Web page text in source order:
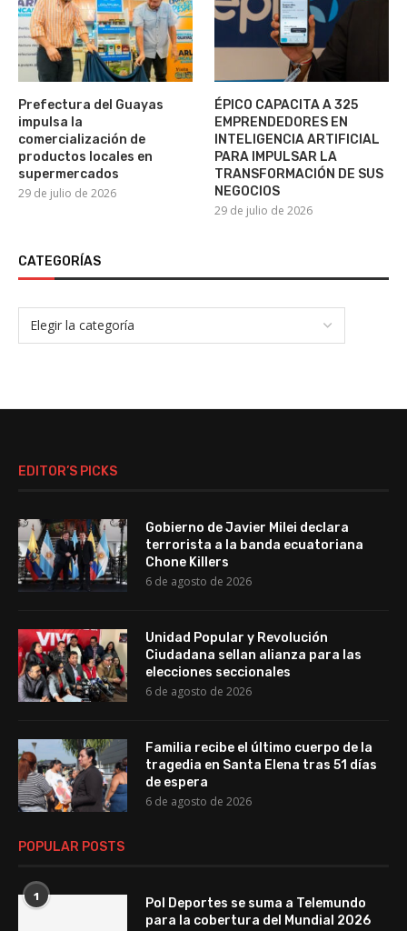
Prefectura del Guayas
impulsa la
comercialización de
productos locales en
supermercados
29 de julio de 2026
ÉPICO CAPACITA A 325
EMPRENDEDORES EN
INTELIGENCIA ARTIFICIAL
PARA IMPULSAR LA
TRANSFORMACIÓN DE SUS
NEGOCIOS
29 de julio de 2026
CATEGORÍAS
EDITOR’S PICKS
Gobierno de Javier Milei declara
terrorista a la banda ecuatoriana
Chone Killers
6 de agosto de 2026
Unidad Popular y Revolución
Ciudadana sellan alianza para las
elecciones seccionales
6 de agosto de 2026
Familia recibe el último cuerpo de la
tragedia en Santa Elena tras 51 días
de espera
6 de agosto de 2026
POPULAR POSTS
1
Pol Deportes se suma a Telemundo
para la cobertura del Mundial 2026